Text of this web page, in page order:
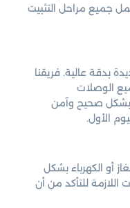
جميع مراحل التثبيت
بدقة عالية. فريقنا
الوصلات
بشكل صحيح وآمن
الأول.
أو الكهرباء بشكل
اللازمة للتأكد من أن